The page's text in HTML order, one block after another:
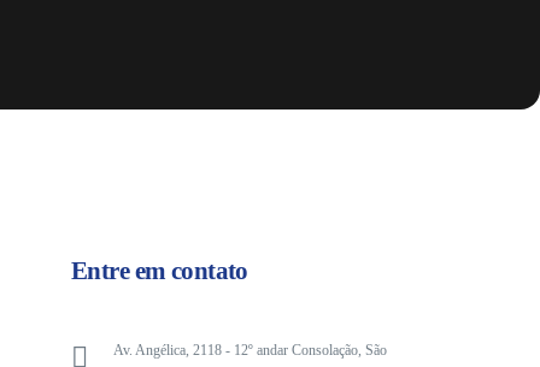
Entre em contato
Av. Angélica, 2118 - 12º andar Consolação, São